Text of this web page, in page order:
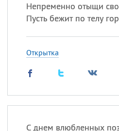
Непременно отыщи
Пусть бежит по телу
Открытка
С днем влюбленных
07.08
,